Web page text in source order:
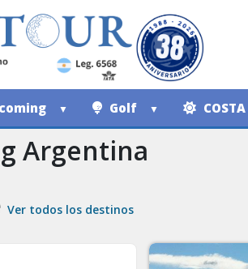
Golf
Argentina
Ver todos los destinos